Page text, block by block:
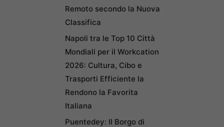
Remoto secondo la Nuova
Classifica
Napoli tra le Top 10 Città
Mondiali per il Workcation
2026: Cultura, Cibo e
Trasporti Efficiente la
Rendono la Favorita
Italiana
Puentedey: Il Borgo di